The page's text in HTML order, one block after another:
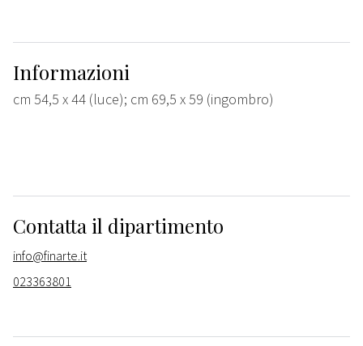
Informazioni
cm 54,5 x 44 (luce); cm 69,5 x 59 (ingombro)
Contatta il dipartimento
info@finarte.it
023363801